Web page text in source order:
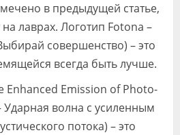
в предыдущей статье,
лаврах. Логотип Fotona –
совершенство) – это
всегда быть лучше.
Enhanced Emission of Photo-
волна с усиленным
потока) – это